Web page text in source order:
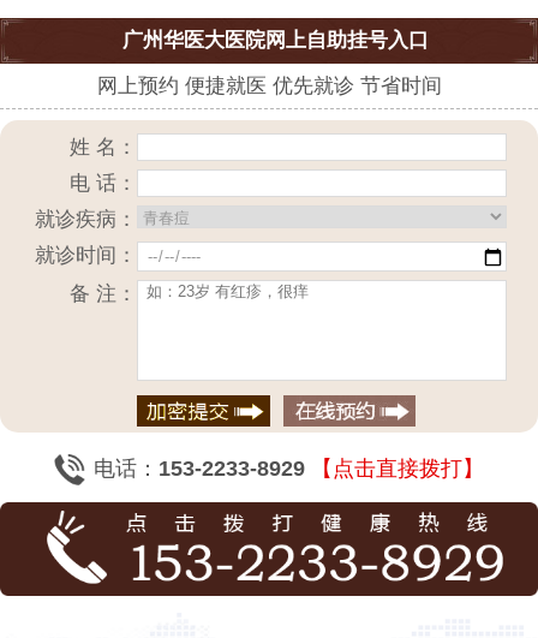
广州华医大医院网上自助挂号入口
网上预约 便捷就医 优先就诊 节省时间
姓 名：
电 话：
就诊疾病：
就诊时间：
备 注：
电话： 153-2233-8929 【点击直接拨打】